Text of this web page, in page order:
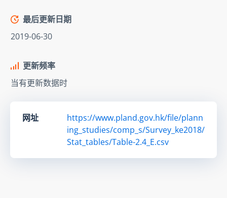
最后更新日期
2019-06-30
更新频率
当有更新数据时
网址
https://www.pland.gov.hk/file/plann
ing_studies/comp_s/Survey_ke2018/
Stat_tables/Table-2.4_E.csv